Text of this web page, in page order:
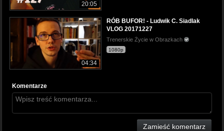
20:05
04:34
RÓB BUFOR! - Ludwik C. Siadlak
VLOG 20171227
Trenerskie Życie w Obrazkach
1080p
Komentarze
Zamieść komentarz